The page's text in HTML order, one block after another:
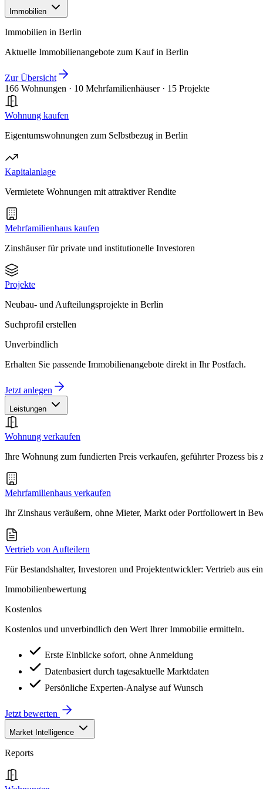
Immobilien
Immobilien in Berlin
Aktuelle Immobilienangebote zum Kauf in Berlin
Zur Übersicht
166 Wohnungen · 10 Mehrfamilienhäuser · 15 Projekte
Wohnung kaufen
Eigentumswohnungen zum Selbstbezug in Berlin
Kapitalanlage
Vermietete Wohnungen mit attraktiver Rendite
Mehrfamilienhaus kaufen
Zinshäuser für private und institutionelle Investoren
Projekte
Neubau- und Aufteilungsprojekte in Berlin
Suchprofil erstellen
Unverbindlich
Erhalten Sie passende Immobilienangebote direkt in Ihr Postfach.
Jetzt anlegen
Leistungen
Wohnung verkaufen
Ihre Wohnung zum fundierten Preis verkaufen, geführter Prozess bis
Mehrfamilienhaus verkaufen
Ihr Zinshaus veräußern, ohne Mieter, Markt oder Portfoliowert in
Vertrieb von Aufteilern
Für Bestandshalter, Investoren und Projektentwickler: Vertrieb aus
Immobilienbewertung
Kostenlos
Kostenlos und unverbindlich den Wert Ihrer Immobilie ermitteln.
Erste Einblicke sofort, ohne Anmeldung
Datenbasiert durch tagesaktuelle Marktdaten
Persönliche Experten-Analyse auf Wunsch
Jetzt bewerten
Market Intelligence
Reports